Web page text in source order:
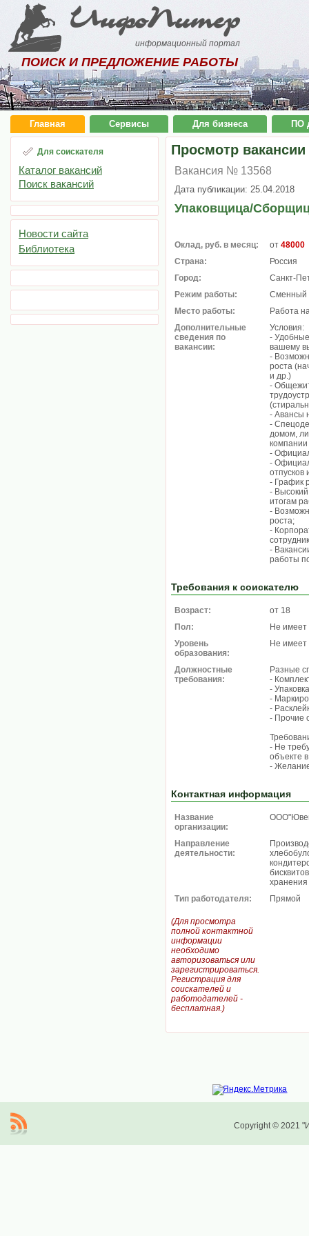
ИнфоПитер
информационный портал
ПОИСК И ПРЕДЛОЖЕНИЕ РАБОТЫ
Главная Сервисы Для бизнеса ПО
Для соискателя
Каталог вакансий
Поиск вакансий
Новости сайта
Библиотека
Просмотр вакансии
Вакансия № 13568
Дата публикации: 25.04.2018
Упаковщица/
Оклад, руб. в месяц: от 48000
Страна:
Россия
Город:
Санкт-
Режим работы:
Сменный
Место работы:
Работа
Дополнительные
сведения по
вакансии:
Условия:
-
вашему
-
роста
и др.)
-
- Авансы
-
домом,
компании
-
-
отпусков
- График
-
итогам
-
роста;
-
-
работы
Требования к соискателю
Возраст:
от 18
Пол:
Не имеет
Уровень
образования:
Не имеет
Должностные
требования:
Разные
-
-
-
-
- Прочие
- Не
объекте
-
Контактная информация
Название
организации:
Направление
деятельности:
хранения
Тип работодателя:
Прямой
(Для просмотра
полной контактной
информации
необходимо
авторизоваться или
зарегистрироваться.
Регистрация для
соискателей и
работодателей -
бесплатная.)
Copyright © 2021